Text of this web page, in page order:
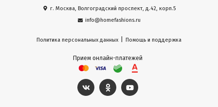
г. Москва, Волгоградский проспект, д.42, корп.5
info@homefashions.ru
Политика персональных данных Помощь и поддержка
Прием онлайн-платежей